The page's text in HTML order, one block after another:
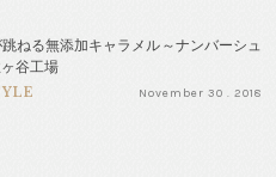
ねる無添加キャラメル～ナンバーシュ
谷工場
November 30 . 2018